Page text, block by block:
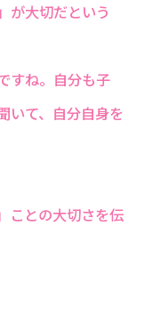
が大切だという
すね。自分も子
いて、自分自身を
ことの大切さを伝